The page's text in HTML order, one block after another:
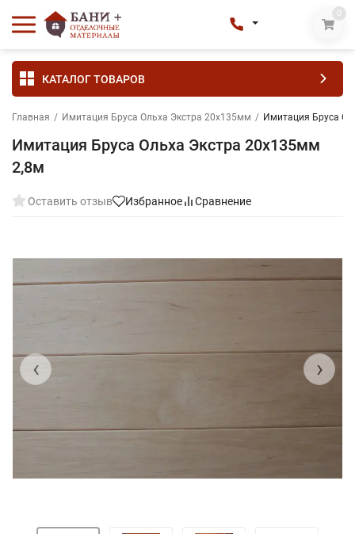
0
КАТАЛОГ ТОВАРОВ
Главная / Имитация Бруса Ольха Экстра 20х135мм / Имитация Бруса
Имитация Бруса Ольха Экстра 20х135мм
2,8м
Оставить отзыв Избранное Сравнение
‹ ›